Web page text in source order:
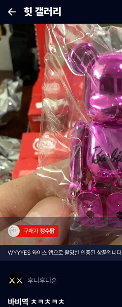
힛 갤러리
구매자 갱수탉
WYYYES 와이스 앱으로 촬영한 인증된 상품입니다
후니후니훈
바비역 ㅊㅋㅊㅋㅊ